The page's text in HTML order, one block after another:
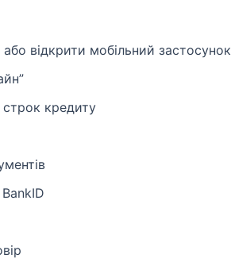
відкрити мобільний застосунок
кредиту